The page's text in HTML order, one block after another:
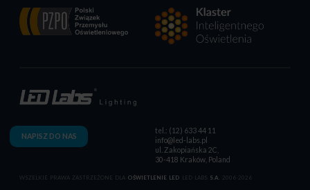
NAPISZ DO NAS
tel.: (12) 633 44 11
info@led-labs.pl
ul. Zakopiańska 2C,
30-418 Kraków, Poland
WSZELKIE PRAWA ZASTRZEŻONE DLA OŚWIETLENIE LED LED LABS S.A. 2006-2026